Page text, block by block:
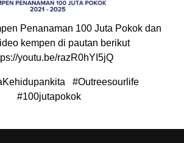
Penanaman 100 Juta Pokok dan
kempen di pautan berikut
youtu.be/razR0hYI5jQ
#Outreesourlife
#100jutapokok